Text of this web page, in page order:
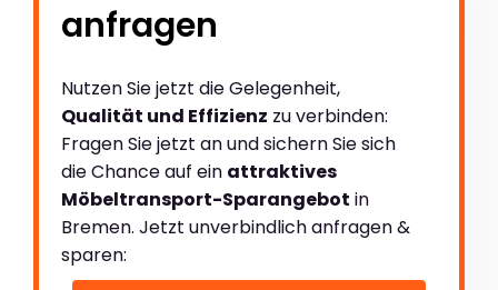
anfragen
Nutzen Sie jetzt die Gelegenheit,
Qualität und Effizienz zu verbinden:
Fragen Sie jetzt an und sichern Sie sich
die Chance auf ein attraktives
Möbeltransport-Sparangebot in
Bremen. Jetzt unverbindlich anfragen &
sparen: